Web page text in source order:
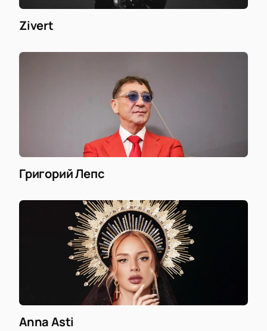
Zivert
Григорий Лепс
Anna Asti